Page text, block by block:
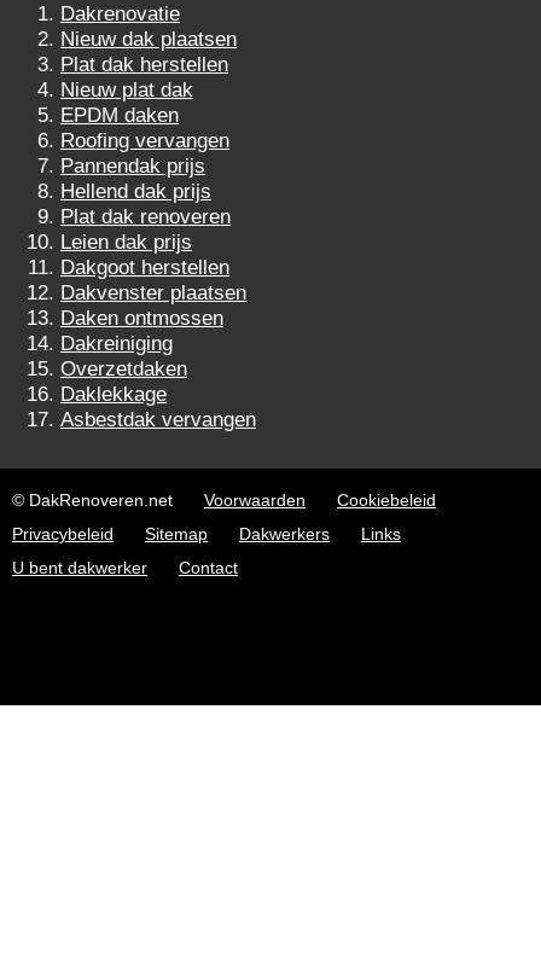
Dakrenovatie
Nieuw dak plaatsen
Plat dak herstellen
Nieuw plat dak
EPDM daken
Roofing vervangen
Pannendak prijs
Hellend dak prijs
Plat dak renoveren
Leien dak prijs
Dakgoot herstellen
Dakvenster plaatsen
Daken ontmossen
Dakreiniging
Overzetdaken
Daklekkage
Asbestdak vervangen
© DakRenoveren.net Voorwaarden
Cookiebeleid
Privacybeleid
Sitemap Dakwerkers
Links
U bent dakwerker
Contact